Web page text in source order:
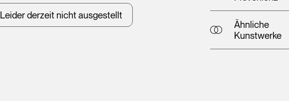
Leider derzeit nicht ausgestellt
Ähnliche
Kunstwerke